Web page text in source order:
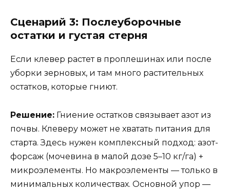
Сценарий 3: Послеуборочные
остатки и густая стерня
Если клевер растет в проплешинах или после
уборки зерновых, и там много растительных
остатков, которые гниют.
Решение: Гниение остатков связывает азот из
почвы. Клеверу может не хватать питания для
старта. Здесь нужен комплексный подход: азот-
форсаж (мочевина в малой дозе 5–10 кг/га) +
микроэлементы. Но макроэлементы — только в
минимальных количествах. Основной упор —